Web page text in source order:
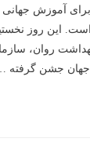
برای آموزش
روان،